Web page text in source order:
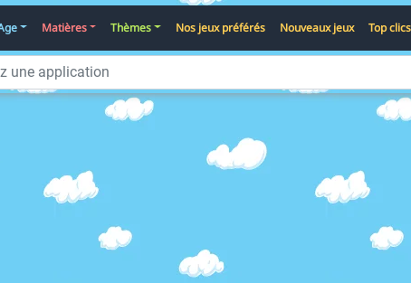
Matières Thèmes Nos jeux préférés Nouveaux jeux Top